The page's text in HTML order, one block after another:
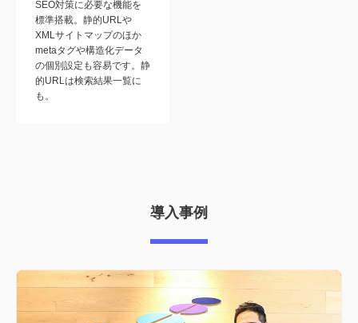
SEO対策に必要な機能を
標準搭載。静的URLや
XMLサイトマップのほか
metaタグや構造化データ
の個別設定も容易です。静
的URLは検索結果一覧に
も。
導入事例